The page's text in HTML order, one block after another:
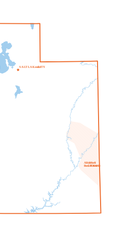
ARdoHmiS
RmiGRAMO
IOnorte
SALTLAKmidoITY